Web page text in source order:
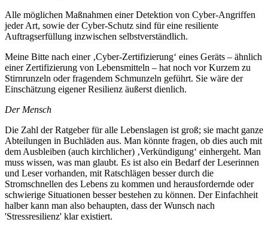
Alle möglichen Maßnahmen einer Detektion von Cyber-Angriffen
jeder Art, sowie der Cyber-Schutz sind für eine resiliente
Auftragserfüllung inzwischen selbstverständlich.
Meine Bitte nach einer ‚Cyber-Zertifizierung‘ eines Geräts – ähnlich
einer Zertifizierung von Lebensmitteln – hat noch vor Kurzem zu
Stirnrunzeln oder fragendem Schmunzeln geführt. Sie wäre der
Einschätzung eigener Resilienz äußerst dienlich.
Der Mensch
Die Zahl der Ratgeber für alle Lebenslagen ist groß; sie macht ganze
Abteilungen in Buchläden aus. Man könnte fragen, ob dies auch mit
dem Ausbleiben (auch kirchlicher) ‚Verkündigung‘ einhergeht. Man
muss wissen, was man glaubt. Es ist also ein Bedarf der Leserinnen
und Leser vorhanden, mit Ratschlägen besser durch die
Stromschnellen des Lebens zu kommen und herausfordernde oder
schwierige Situationen besser bestehen zu können. Der Einfachheit
halber kann man also behaupten, dass der Wunsch nach
'Stressresilienz' klar existiert.